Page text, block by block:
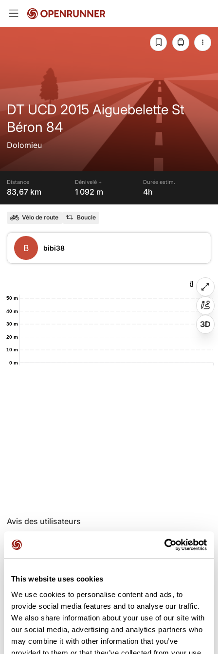
This website uses cookies
We use cookies to personalise content and ads, to
provide social media features and to analyse our traffic.
We also share information about your use of our site with
our social media, advertising and analytics partners who
may combine it with other information that you’ve
DT UCD 2015 Aiguebelette St
Béron 84
Dolomieu
Distance
83,67 km
Dénivelé +
1 092 m
Durée estim.
4h
Vélo de route Boucle
B bibi38
0 m
10 m
20 m
30 m
40 m
50 m
3D
Avis des utilisateurs
Ajouter un avis
Cols le long du parcours